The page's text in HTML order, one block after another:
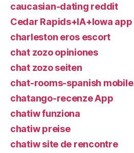
caucasian-dating reddit
Cedar Rapids+IA+Iowa app
charleston eros escort
chat zozo opiniones
chat zozo seiten
chat-rooms-spanish mobile
chatango-recenze App
chatiw funziona
chatiw preise
chatiw site de rencontre